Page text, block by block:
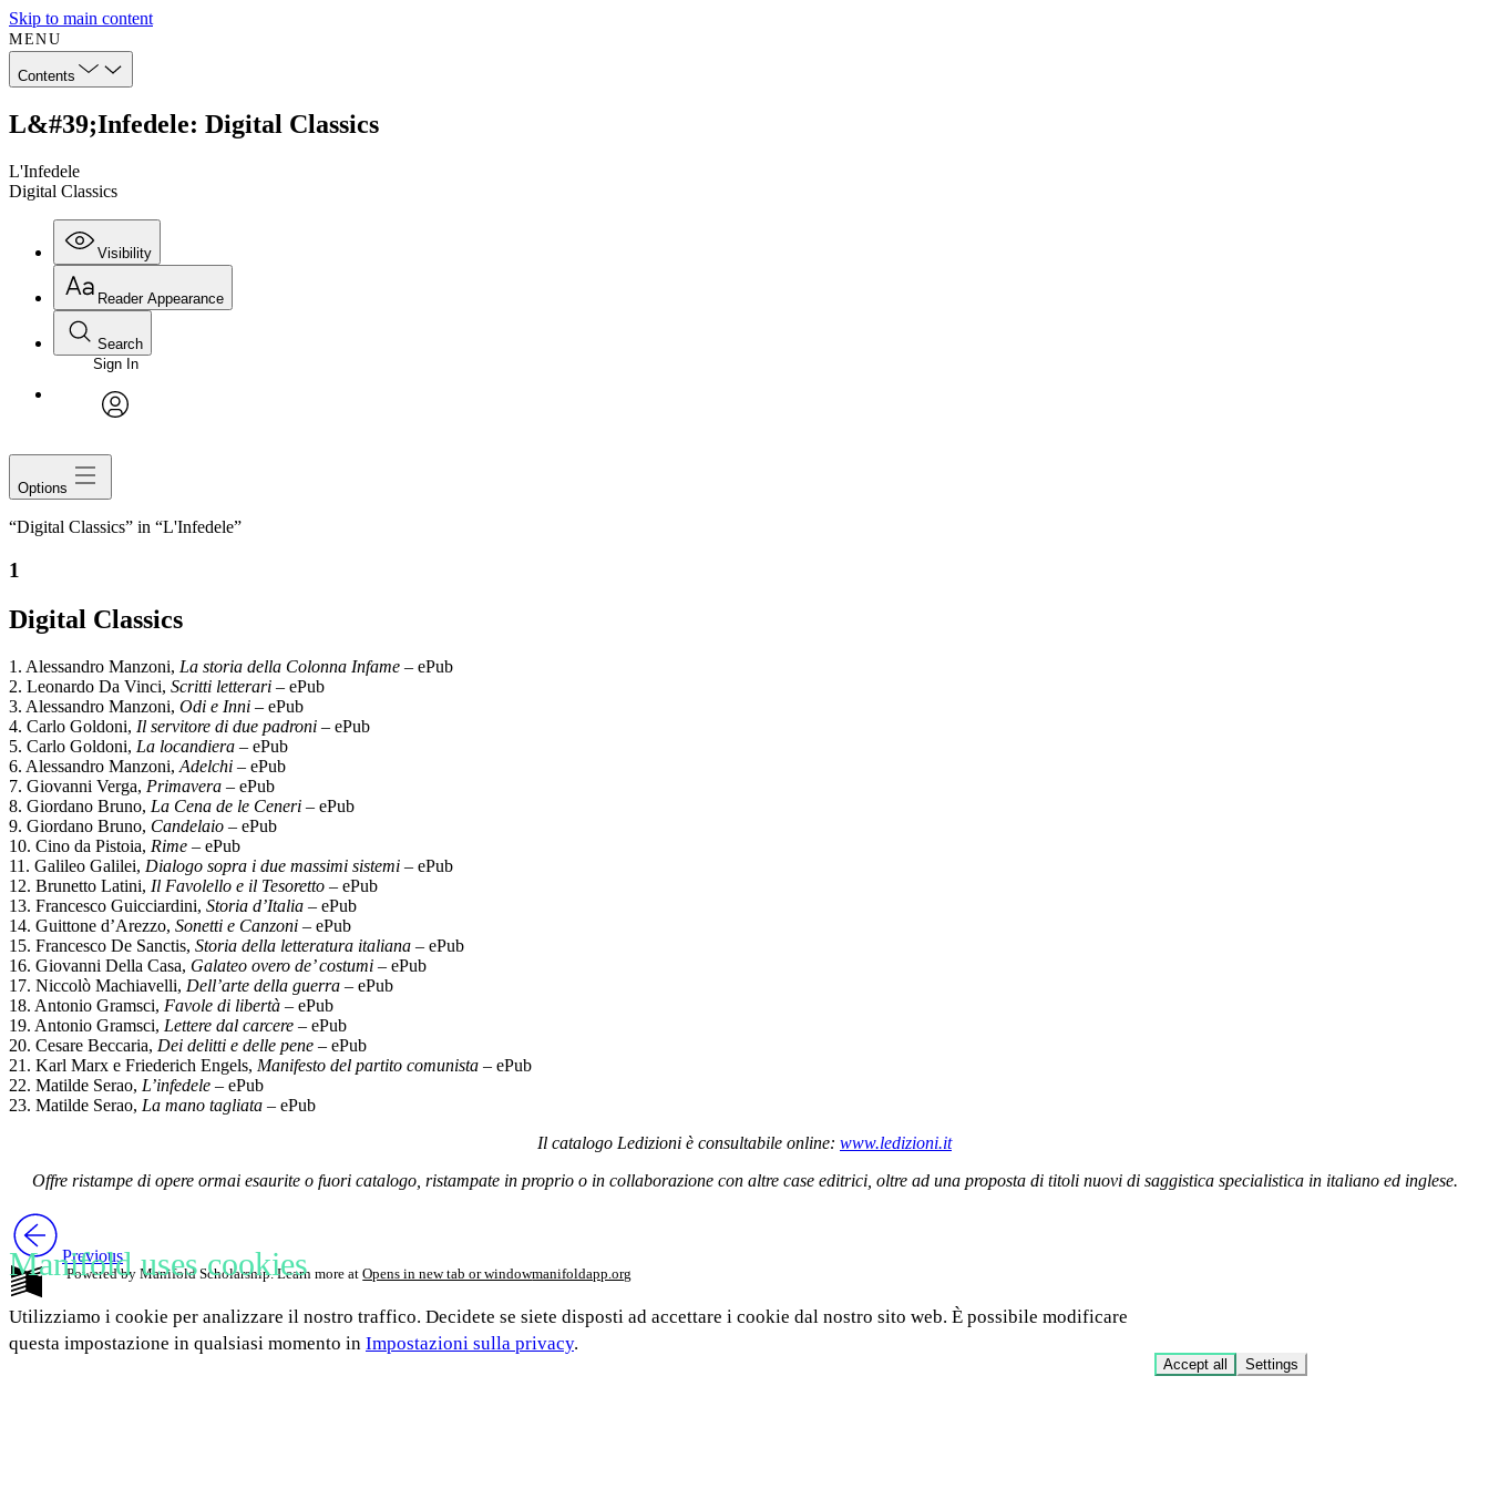
Skip to main content
MENU
Contents
L&#39;Infedele: Digital Classics
L'Infedele
Digital Classics
Visibility
Reader Appearance
Search
Sign In
Options
“Digital Classics” in “L'Infedele”
1
Digital Classics
1. Alessandro Manzoni, La storia della Colonna Infame – ePub
2. Leonardo Da Vinci, Scritti letterari – ePub
3. Alessandro Manzoni, Odi e Inni – ePub
4. Carlo Goldoni, Il servitore di due padroni – ePub
5. Carlo Goldoni, La locandiera – ePub
6. Alessandro Manzoni, Adelchi – ePub
7. Giovanni Verga, Primavera – ePub
8. Giordano Bruno, La Cena de le Ceneri – ePub
9. Giordano Bruno, Candelaio – ePub
10. Cino da Pistoia, Rime – ePub
11. Galileo Galilei, Dialogo sopra i due massimi sistemi – ePub
12. Brunetto Latini, Il Favolello e il Tesoretto – ePub
13. Francesco Guicciardini, Storia d’Italia – ePub
14. Guittone d’Arezzo, Sonetti e Canzoni – ePub
15. Francesco De Sanctis, Storia della letteratura italiana – ePub
16. Giovanni Della Casa, Galateo overo de’ costumi – ePub
17. Niccolò Machiavelli, Dell’arte della guerra – ePub
18. Antonio Gramsci, Favole di libertà – ePub
19. Antonio Gramsci, Lettere dal carcere – ePub
20. Cesare Beccaria, Dei delitti e delle pene – ePub
21. Karl Marx e Friederich Engels, Manifesto del partito comunista – ePub
22. Matilde Serao, L’infedele – ePub
23. Matilde Serao, La mano tagliata – ePub
Il catalogo Ledizioni è consultabile online: www.ledizioni.it
Offre ristampe di opere ormai esaurite o fuori catalogo, ristampate in proprio o in collaborazione con altre case editrici, oltre ad una proposta di titoli nuovi di saggistica specialistica in italiano ed inglese.
Previous
Powered by Manifold Scholarship. Learn more at Opens in new tab or windowmanifoldapp.org
Manifold uses cookies
Utilizziamo i cookie per analizzare il nostro traffico. Decidete se siete disposti ad accettare i cookie dal nostro sito web. È possibile modificare
questa impostazione in qualsiasi momento in Impostazioni sulla privacy.
Accept all Settings